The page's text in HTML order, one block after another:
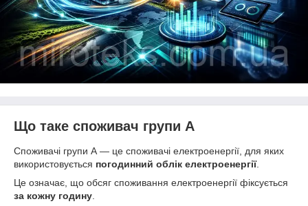
Що таке споживач групи А
Споживачі групи А — це споживачі електроенергії, для яких
використовується погодинний облік електроенергії.
Це означає, що обсяг споживання електроенергії фіксується
за кожну годину